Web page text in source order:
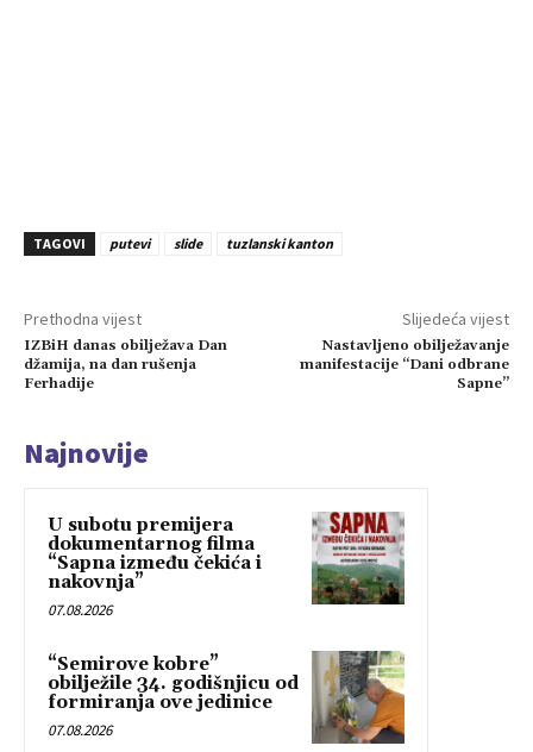
TAGOVI putevi slide tuzlanski kanton
Prethodna vijest
IZBiH danas obilježava Dan
džamija, na dan rušenja
Ferhadije
Slijedeća vijest
Nastavljeno obilježavanje
manifestacije “Dani odbrane
Sapne”
Najnovije
U subotu premijera
dokumentarnog filma
“Sapna između čekića i
nakovnja”
07.08.2026
“Semirove kobre”
obilježile 34. godišnjicu od
formiranja ove jedinice
07.08.2026